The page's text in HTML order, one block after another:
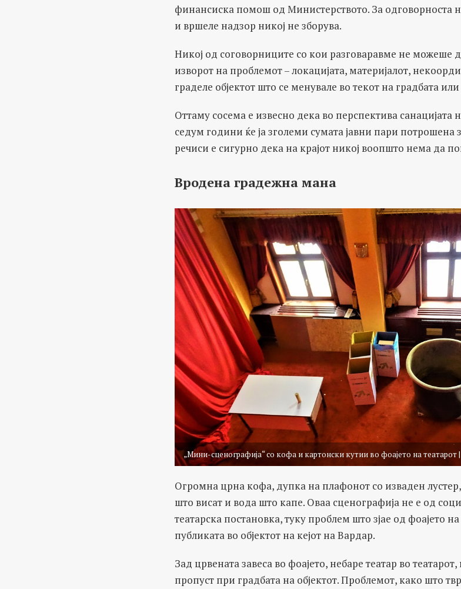
финансиска помош од Министерството. За одговорноста
и вршеле надзор никој не зборува.
Никој од соговорниците со кои разговаравме не можеше
изворот на проблемот – локацијата, материјалот,
граделе објектот што се менувале во текот на градбата
Оттаму сосема е извесно дека во перспектива санацијата
седум години ќе ја зголеми сумата јавни пари потрошена
речиси е сигурно дека на крајот никој воопшто нема да
Вродена градежна мана
„Мини-сценографија“ со кофа и картонски кутии во фоајето на
Огромна црна кофа, дупка на плафонот со изваден
што висат и вода што капе. Оваа сценографија не е од
театарска постановка, туку проблем што зјае од фоајето
публиката во објектoт на кејот на Вардар.
Зад црвената завеса во фоајето, небаре театар во
пропуст при градбата на објектот. Проблемот, како што